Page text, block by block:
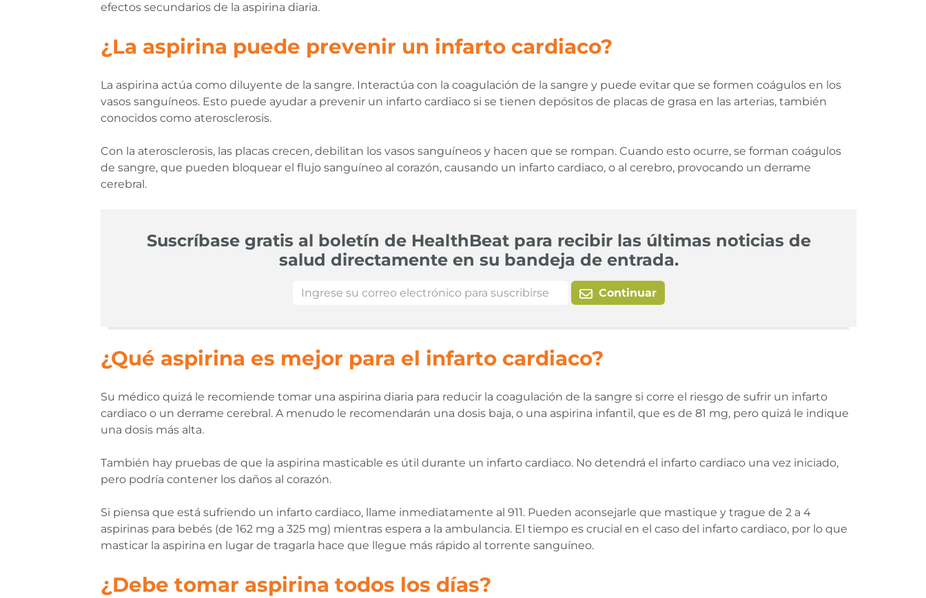
efectos secundarios de la aspirina diaria.
¿La aspirina puede prevenir un infarto cardiaco?
La aspirina actúa como diluyente de la sangre. Interactúa con la coagulación de la sangre y puede evitar que se formen coágulos en los
vasos sanguíneos. Esto puede ayudar a prevenir un infarto cardiaco si se tienen depósitos de placas de grasa en las arterias, también
conocidos como aterosclerosis.
Con la aterosclerosis, las placas crecen, debilitan los vasos sanguíneos y hacen que se rompan. Cuando esto ocurre, se forman coágulos
de sangre, que pueden bloquear el flujo sanguíneo al corazón, causando un infarto cardiaco, o al cerebro, provocando un derrame
cerebral.
Suscríbase gratis al boletín de HealthBeat para recibir las últimas noticias de
salud directamente en su bandeja de entrada.
Continuar
¿Qué aspirina es mejor para el infarto cardiaco?
Su médico quizá le recomiende tomar una aspirina diaria para reducir la coagulación de la sangre si corre el riesgo de sufrir un infarto
cardiaco o un derrame cerebral. A menudo le recomendarán una dosis baja, o una aspirina infantil, que es de 81 mg, pero quizá le indique
una dosis más alta.
También hay pruebas de que la aspirina masticable es útil durante un infarto cardiaco. No detendrá el infarto cardiaco una vez iniciado,
pero podría contener los daños al corazón.
Si piensa que está sufriendo un infarto cardiaco, llame inmediatamente al 911. Pueden aconsejarle que mastique y trague de 2 a 4
aspirinas para bebés (de 162 mg a 325 mg) mientras espera a la ambulancia. El tiempo es crucial en el caso del infarto cardiaco, por lo que
masticar la aspirina en lugar de tragarla hace que llegue más rápido al torrente sanguíneo.
¿Debe tomar aspirina todos los días?